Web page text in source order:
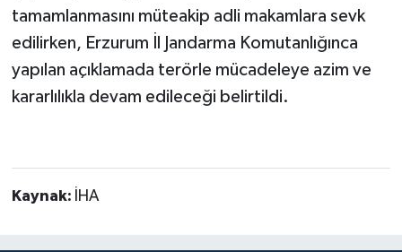
tamamlanmasını müteakip adli makamlara sevk
edilirken, Erzurum İl Jandarma Komutanlığınca
yapılan açıklamada terörle mücadeleye azim ve
kararlılıkla devam edileceği belirtildi.
Kaynak: İHA